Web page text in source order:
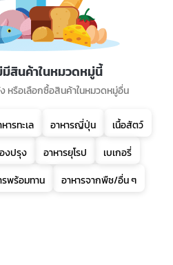
สินค้าในหมวดหมู่นี้
หรือเลือกซื้อสินค้าในหมวดหมู่อื่น
ารทะเล อาหารญี่ปุ่น
เนื้อสัตว์
งปรุง อาหารยุโรป
เบเกอรี่
รพร้อมทาน อาหารจากพืช/อื่น ๆ